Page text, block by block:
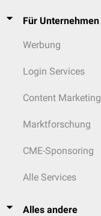
Für Unternehmen
Werbung
Login Services
Content Marketing
Marktforschung
CME-Sponsoring
Alle Services
Alles andere